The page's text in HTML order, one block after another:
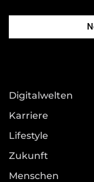
Digitalwelten
Karriere
Lifestyle
Zukunft
Menschen